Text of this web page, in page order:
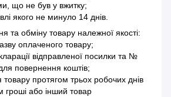
що не був у вжитку;
якого не минуло 14 днів.
та обміну товару належної якості:
оплаченого товару;
відправленої посилки та №
повернення коштів;
протягом трьох робочих днів
або інший товар